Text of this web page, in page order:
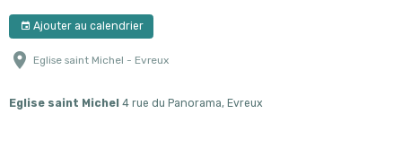
Ajouter au calendrier
Eglise saint Michel - Evreux
Eglise saint Michel 4 rue du Panorama, Evreux